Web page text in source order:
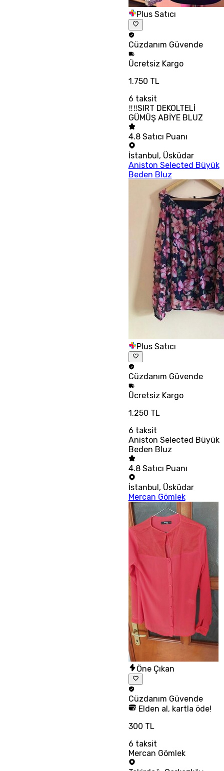
Plus Satıcı
Cüzdanım Güvende
Ücretsiz Kargo
1.750 TL
6 taksit
‼‼SIRT DEKOLTELİ
GÜMÜŞ ABİYE BLUZ
4.8 Satıcı Puanı
İstanbul, Üsküdar
Aniston Selected Büyük
Beden Bluz
Plus Satıcı
Cüzdanım Güvende
Ücretsiz Kargo
1.250 TL
6 taksit
Aniston Selected Büyük
Beden Bluz
4.8 Satıcı Puanı
İstanbul, Üsküdar
Mercan Gömlek
Öne Çıkan
Cüzdanım Güvende
Elden al, kartla öde!
300 TL
6 taksit
Mercan Gömlek